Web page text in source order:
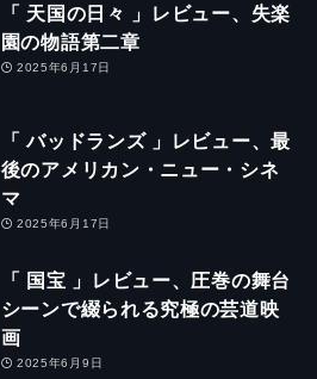
「 天国の日々 」レビュー、失楽
園の物語第二章
2025年6月17日
「 バッドランズ 」レビュー、最
後のアメリカン・ニュー・シネ
マ
2025年6月17日
「 国宝 」レビュー、圧巻の舞台
シーンで綴られる究極の芸道映
画
2025年6月9日